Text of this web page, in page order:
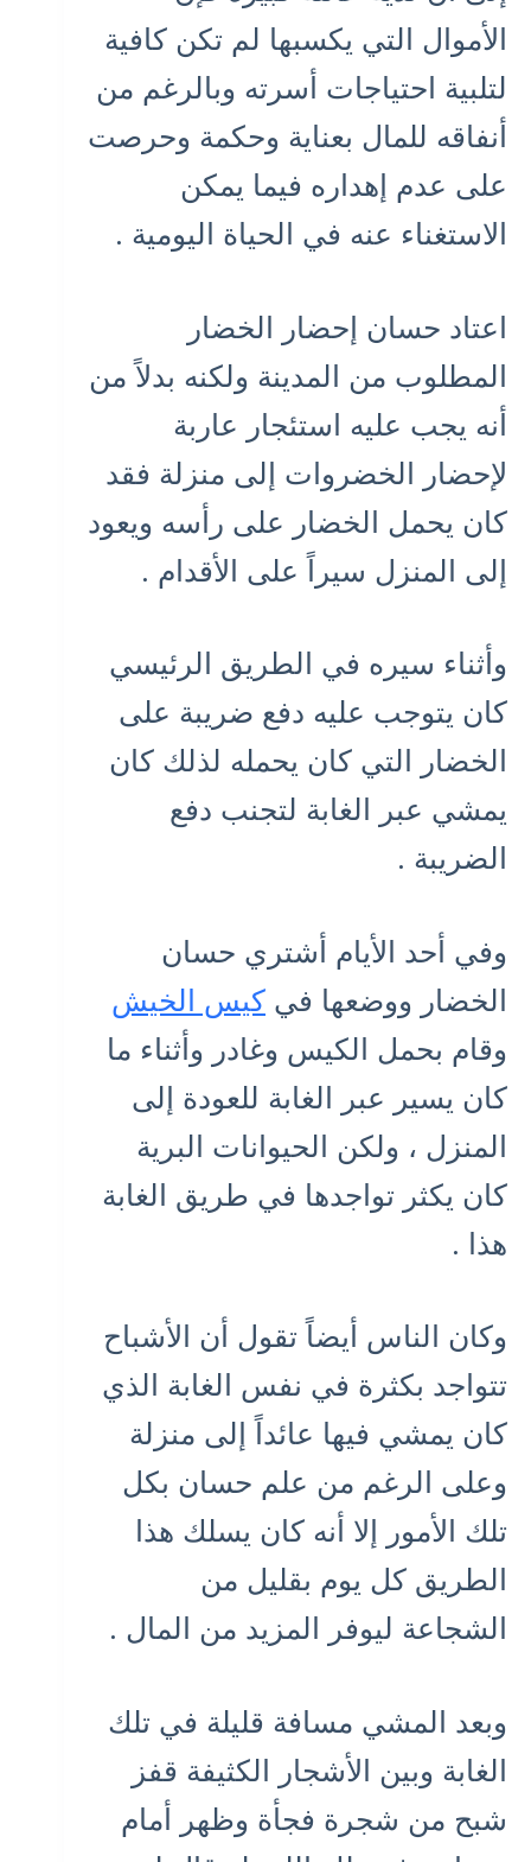
الأموال التي يكسبها لم تكن كافية
لتلبية احتياجات أسرته وبالرغم من
أنفاقه للمال بعناية وحكمة وحرصت
على عدم إهداره فيما يمكن
الاستغناء عنه في الحياة اليومية .
اعتاد حسان إحضار الخضار
المطلوب من المدينة ولكنه بدلاً من
أنه يجب عليه استئجار عاربة
لإحضار الخضروات إلى منزلة فقد
كان يحمل الخضار على رأسه ويعود
إلى المنزل سيراً على الأقدام .
وأثناء سيره في الطريق الرئيسي
كان يتوجب عليه دفع ضريبة على
الخضار التي كان يحمله لذلك كان
يمشي عبر الغابة لتجنب دفع
الضريبة .
وفي أحد الأيام أشتري حسان
الخضار ووضعها في كيس الخيش
وقام بحمل الكيس وغادر وأثناء ما
كان يسير عبر الغابة للعودة إلى
المنزل ، ولكن الحيوانات البرية
كان يكثر تواجدها في طريق الغابة
هذا .
وكان الناس أيضاً تقول أن الأشباح
تتواجد بكثرة في نفس الغابة الذي
كان يمشي فيها عائداً إلى منزلة
وعلى الرغم من علم حسان بكل
تلك الأمور إلا أنه كان يسلك هذا
الطريق كل يوم بقليل من
الشجاعة ليوفر المزيد من المال .
وبعد المشي مسافة قليلة في تلك
الغابة وبين الأشجار الكثيفة قفز
شبح من شجرة فجأة وظهر أمام